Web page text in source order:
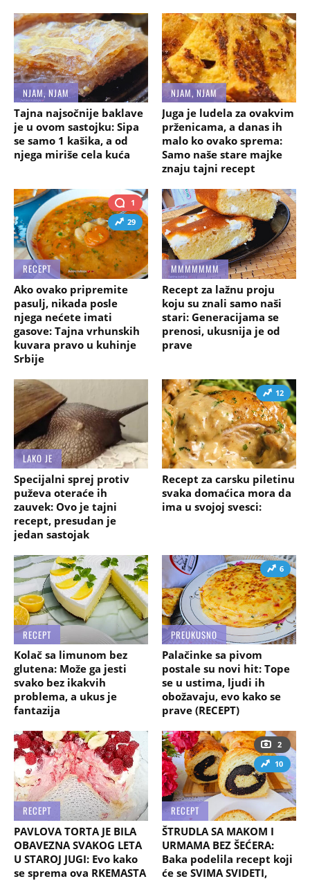
NJAM, NJAM
Tajna najsočnije baklave
je u ovom sastojku: Sipa
se samo 1 kašika, a od
njega miriše cela kuća
NJAM, NJAM
Juga je ludela za ovakvim
prženicama, a danas ih
malo ko ovako sprema:
Samo naše stare majke
znaju tajni recept
1
29
RECEPT
Ako ovako pripremite
pasulj, nikada posle
njega nećete imati
gasove: Tajna vrhunskih
kuvara pravo u kuhinje
Srbije
MMMMMMM
Recept za lažnu proju
koju su znali samo naši
stari: Generacijama se
prenosi, ukusnija je od
prave
LAKO JE
Specijalni sprej protiv
puževa oteraće ih
zauvek: Ovo je tajni
recept, presudan je
jedan sastojak
12
Recept za carsku piletinu
svaka domaćica mora da
ima u svojoj svesci:
RECEPT
Kolač sa limunom bez
glutena: Može ga jesti
svako bez ikakvih
problema, a ukus je
fantazija
6
PREUKUSNO
Palačinke sa pivom
postale su novi hit: Tope
se u ustima, ljudi ih
obožavaju, evo kako se
prave (RECEPT)
RECEPT
PAVLOVA TORTA JE BILA
OBAVEZNA SVAKOG LETA
U STAROJ JUGI: Evo kako
se sprema ova RKEMASTA
2
10
RECEPT
ŠTRUDLA SA MAKOM I
URMAMA BEZ ŠEĆERA:
Baka podelila recept koji
će se SVIMA SVIDETI,